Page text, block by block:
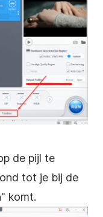
de pijl te
tot je bij de
komt.